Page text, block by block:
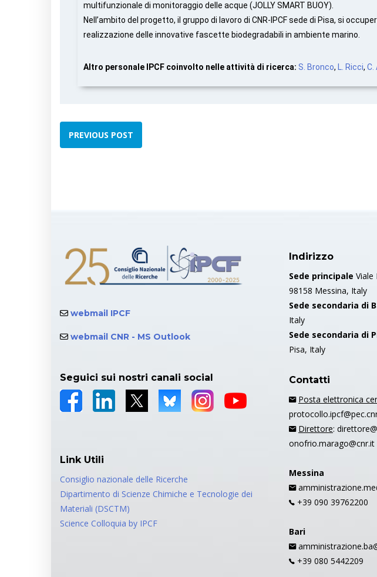
multifunzionale di monitoraggio delle acque (JOLLY SMART BUOY).
Nell’ambito del progetto, il gruppo di lavoro di CNR-IPCF sede di Pisa, si
realizzazione delle innovative fascette biodegradabili in ambiente marino.
Altro personale IPCF coinvolto nelle attività di ricerca: S. Bronco, L. Ricci, C.
PREVIOUS POST
webmail IPCF
webmail CNR - MS Outlook
Seguici sui nostri canali social
Link Utili
Consiglio nazionale delle Ricerche
Dipartimento di Scienze Chimiche e Tecnologie dei
Materiali (DSCTM)
Science Colloquia by IPCF
Indirizzo
Sede principale Viale
98158 Messina, Italy
Sede secondaria di
Italy
Sede secondaria di
Pisa, Italy
Contatti
Posta elettronica
Direttore:
onofrio.marago@cnr.it
Messina
+39 090 39762200
Bari
+39 080 5442209